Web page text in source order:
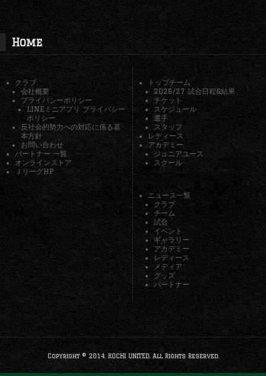
Home
クラブ
会社概要
プライバシーポリシー
LINEミニアプリ プライバシー
ポリシー
反社会的勢力への対応に係る基
本方針
お問い合わせ
パートナー 一覧
オンラインストア
ＪリーグHP
トップチーム
2026/27 試合日程&結果
チケット
スケジュール
選手
スタッフ
レディース
アカデミー
ジュニアユース
スクール
ニュース一覧
クラブ
チーム
試合
イベント
ギャラリー
アカデミー
レディース
メディア
グッズ
パートナー
Copyright © 2014. KOCHI UNITED. All Rights Reserved.